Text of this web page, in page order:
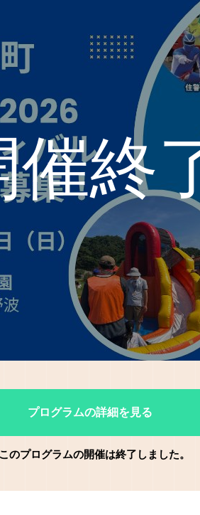
プログラムの詳細を見る
のプログラムの開催は終了しました。